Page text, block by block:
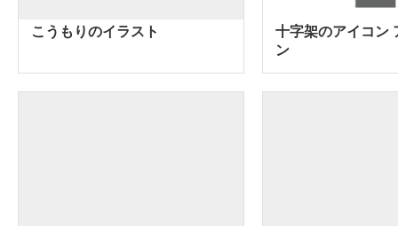
こうもりのイラスト
十字架のアイコン
ン